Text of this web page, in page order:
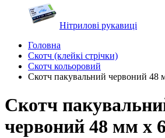
Нітрилові рукавиці
Головна
Скотч (клейкі стрічки)
Скотч кольоровий
Скотч пакувальний червоний 48
Скотч
червоний 48 мм х